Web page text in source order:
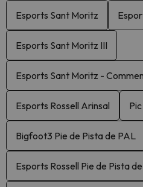
Esports Sant Moritz
Esports Sant Moritz III
Esports Sant Moritz -
Esports Rossell Arinsal
Bigfoot3 Pie de Pista de PAL
Esports Rossell Pie de Pista